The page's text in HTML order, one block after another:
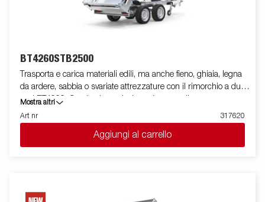
Personalizza il rimorchio in base alle tue esigenze con
comuni con la Serie 4000. Il rimorchio nella foto potrebbe avere
BT4260STB2500
Trasporta e carica materiali edili, ma anche fieno, ghiaia, legna
da ardere, sabbia o svariate attrezzature con il rimorchio a due
assi BT4000. Grazie al suo design robusto e alle sue
caratteristiche intelligenti, è facile da usare ed efficiente in tutte
le situazioni, e può gestire lavori difficili. Il BT4000 è dotato di un
cassone posteriore per impieghi gravosi con due assi e un
pianale in acciaio rinforzato per una maggiore durata. La
ancoraggio sicuro e stabile del carico, il rimorchio ha sei anelli
Mostra altri
Art nr
317620
Aggiungi al carrello